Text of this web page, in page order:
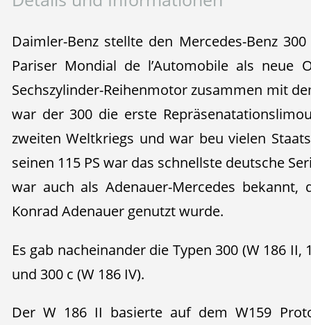
Daimler-Benz stellte den Mercedes-Benz
Pariser Mondial de l’Automobile als neue
Sechszylinder-Reihenmotor zusammen mit
war der 300 die erste
zweiten Weltkriegs und war beu vielen
seinen 115 PS war das schnellste deutsche
war auch als Adenauer-Mercedes bekannt,
Konrad Adenauer genutzt wurde.
Es gab nacheinander die Typen 300 (W 186 II,
und 300 c (W 186 IV).
Der W 186 II basierte auf dem W159